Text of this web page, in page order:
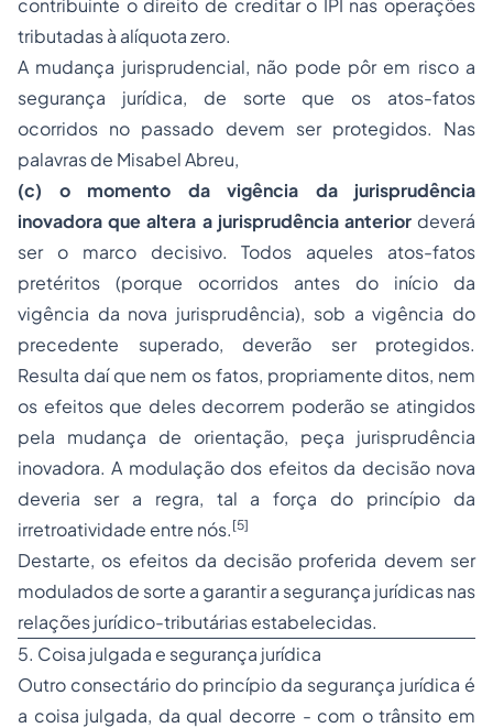
contribuinte o direito de creditar o IPI nas operações
tributadas à alíquota zero.
A mudança jurisprudencial, não pode pôr em risco a
segurança jurídica, de sorte que os atos-fatos
ocorridos no passado devem ser protegidos. Nas
palavras de Misabel Abreu,
(c) o momento da vigência da jurisprudência
inovadora que altera a jurisprudência anteriordeverá
ser o marco decisivo. Todos aqueles atos-fatos
pretéritos (porque ocorridos antes do início da
vigência da nova jurisprudência), sob a vigência do
precedente superado, deverão ser protegidos.
Resulta daí que nem os fatos, propriamente ditos, nem
os efeitos que deles decorrem poderão se atingidos
pela mudança de orientação, peça jurisprudência
inovadora. A modulação dos efeitos da decisão nova
deveria ser a regra, tal a força do princípio da
irretroatividade entre nós. [5]
Destarte, os efeitos da decisão proferida devem ser
modulados de sorte a garantir a segurança jurídicas nas
relações jurídico-tributárias estabelecidas.
5. Coisa julgada e segurança jurídica
Outro consectário do princípio da segurança jurídica é
a coisa julgada, da qual decorre - com o trânsito em